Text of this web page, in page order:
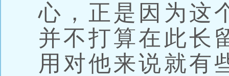
心，正是因为这
并不打算在此长
用对他来说就有